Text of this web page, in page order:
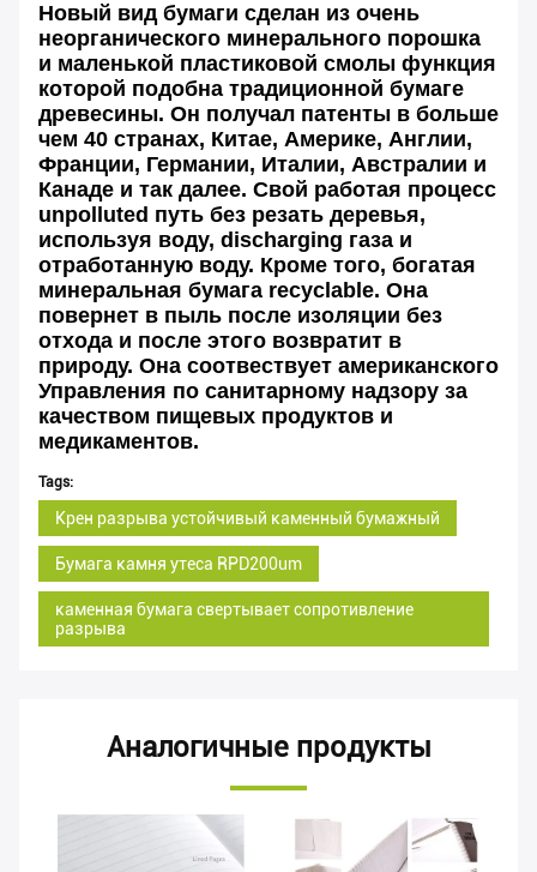
Новый вид бумаги сделан из очень
неорганического минерального порошка
и маленькой пластиковой смолы функция
которой подобна традиционной бумаге
древесины. Он получал патенты в больше
чем 40 странах, Китае, Америке, Англии,
Франции, Германии, Италии, Австралии и
Канаде и так далее. Свой работая процесс
unpolluted путь без резать деревья,
используя воду, discharging газа и
отработанную воду. Кроме того, богатая
минеральная бумага recyclable. Она
повернет в пыль после изоляции без
отхода и после этого возвратит в
природу. Она соотвествует американского
Управления по санитарному надзору за
качеством пищевых продуктов и
медикаментов.
Tags:
Крен разрыва устойчивый каменный бумажный
Бумага камня утеса RPD200um
каменная бумага свертывает сопротивление
разрыва
Аналогичные продукты